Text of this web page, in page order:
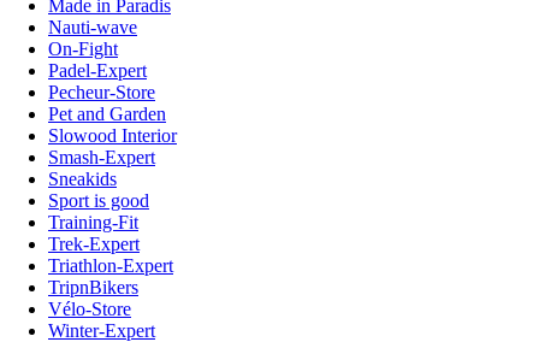
Made in Paradis
Nauti-wave
On-Fight
Padel-Expert
Pecheur-Store
Pet and Garden
Slowood Interior
Smash-Expert
Sneakids
Sport is good
Training-Fit
Trek-Expert
Triathlon-Expert
TripnBikers
Vélo-Store
Winter-Expert